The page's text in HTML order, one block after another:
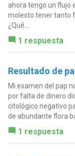
ahora tengo un flujo
molesto tener tanto
¿Qué...
1 respuesta
Resultado de
Mi examen del pap
por falta de dinero
citológico negativo
de abundante flora
1 respuesta